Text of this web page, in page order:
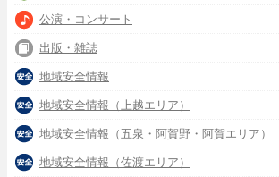
公演・コンサート
出版・雑誌
地域安全情報
地域安全情報（上越エリア）
地域安全情報（五泉・阿賀野・阿賀エリア）
地域安全情報（佐渡エリア）